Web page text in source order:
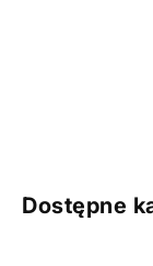
Dostępne